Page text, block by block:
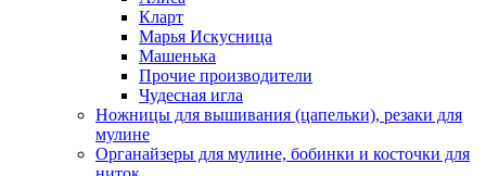
Кларт
Марья Искусница
Машенька
Прочие производители
Чудесная игла
Ножницы для вышивания (цапельки), резаки для
мулине
Органайзеры для мулине, бобинки и косточки для